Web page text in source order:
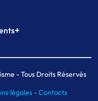
+
indoor
Paris- Tous Droits Réservés
légales -Contacts